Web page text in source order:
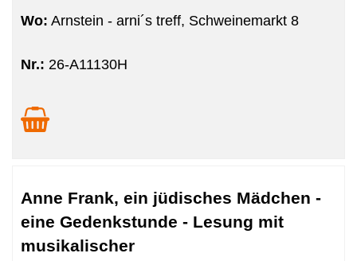
Wo: Arnstein - arni´s treff, Schweinemarkt 8
Nr.: 26-A11130H
Anne Frank, ein jüdisches Mädchen -
eine Gedenkstunde - Lesung mit
musikalischer